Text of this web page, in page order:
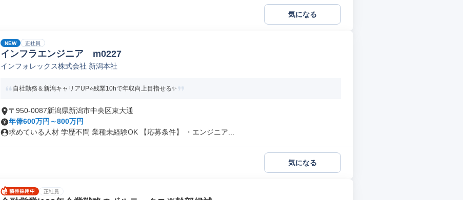
気になる
NEW 正社員
インフラエンジニア m0227
インフォレックス株式会社 新潟本社
自社勤務＆新潟キャリアUP⭐️残業10hで年収向上目指せる✨
〒950-0087新潟県新潟市中央区東大通
年俸600万円～800万円
求めている人材 学歴不問 業種未経験OK 【応募条件】 ・エンジニア...
気になる
正社員